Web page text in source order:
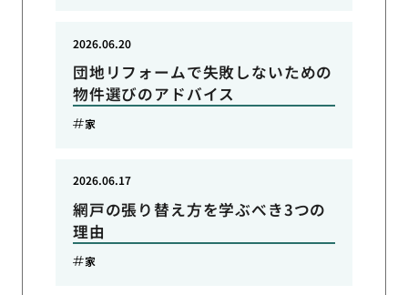
団地リフォームで失敗しないための
物件選びのアドバイス
2026.06.20
家
網戸の張り替え方を学ぶべき3つの
理由
2026.06.17
家